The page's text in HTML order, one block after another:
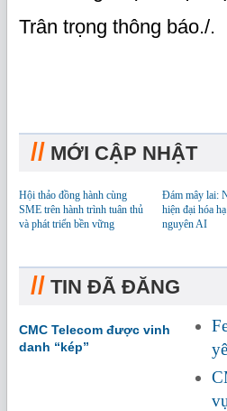
Trân trọng thông báo./.
// MỚI CẬP NHẬT
Hội thảo đồng hành cùng
SME trên hành trình tuân thủ
và phát triển bền vững
Đám mây lai:
hiện đại hóa
nguyên AI
// TIN ĐÃ ĐĂNG
CMC Telecom được vinh
danh “kép”